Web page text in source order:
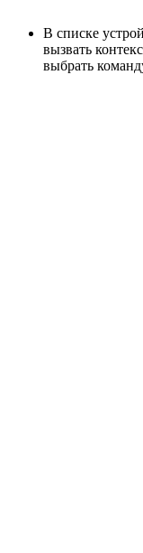
В списке
вызвать
выбрать